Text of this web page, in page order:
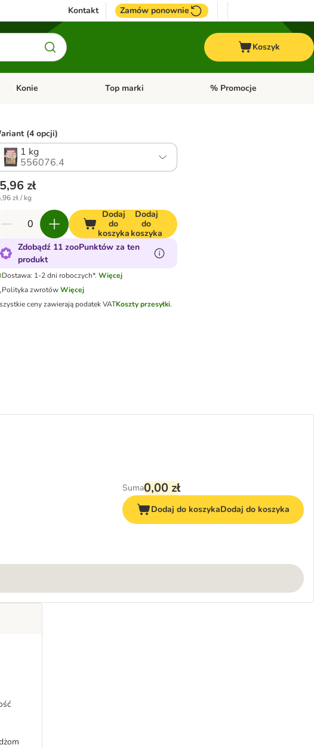
Kontakt Zamów ponownie
Koszyk
Akwarystyka
Otwórz menu kategorii: Ptaki
Konie Otwórz menu kategorii: Konie
Top marki Otwórz menu kategorii: Top
% Promocje
(4 opcji)
1 kg
556076.4
zł
zł / kg
Dodaj
do
koszyka
Dodaj
do
koszyka
Zdobądź 11 zooPunktów za ten
produkt
Dostawa: 1-2 dni roboczych*. Więcej
Polityka zwrotów Więcej
ceny zawierają podatek VATKoszty przesyłki.
Suma0,00 zł
Dodaj do koszykaDodaj do koszyka